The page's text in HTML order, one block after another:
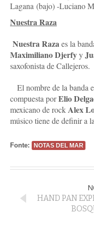
Lagana (bajo) -Luciano
Nuestra Raza
Nuestra Razaes la
Maximiliano Djerfyy
saxofonista de Callejeros.
El nombre de la banda
compuesta porElio
mexicano de rockAlex
músico tiene de definir a
Fonte: NOTAS DEL MAR
HAND PAN